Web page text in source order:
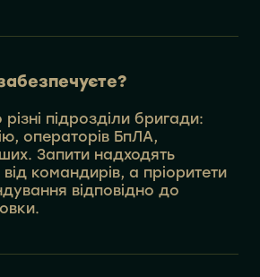
підрозділи бригади:
операторів БпЛА,
Запити надходять
командирів, а пріоритети
відповідно до